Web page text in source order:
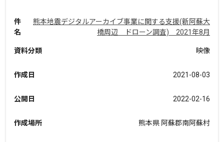
件
名
熊本地震デジタルアーカイブ事業に関する支援(新阿蘇大
橋周辺 ドローン調査) 2021年8月
資料分類 映像
作成日 2021-08-03
公開日 2022-02-16
作成場所 熊本県 阿蘇郡南阿蘇村